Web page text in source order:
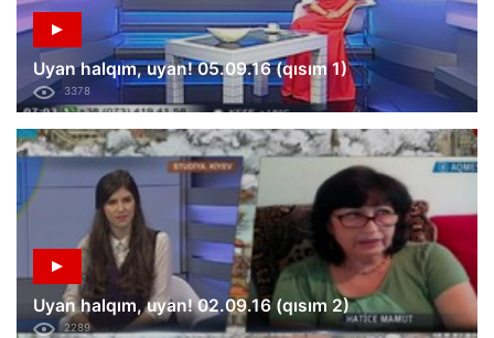
Uyan halqım, uyan! 05.09.16 (qısım 1)
3378
Uyan halqım, uyan! 02.09.16 (qısım 2)
2289